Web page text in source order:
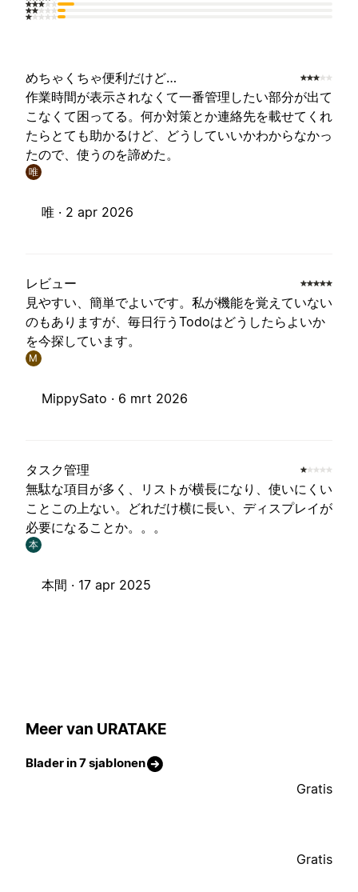
めちゃくちゃ便利だけど…
作業時間が表示されなくて一番管理したい部分が出て
こなくて困ってる。何か対策とか連絡先を載せてくれ
たらとても助かるけど、どうしていいかわからなかっ
たので、使うのを諦めた。
唯
唯 · 2 apr 2026
レビュー
見やすい、簡単でよいです。私が機能を覚えていない
のもありますが、毎日行うTodoはどうしたらよいか
を今探しています。
M
MippySato · 6 mrt 2026
タスク管理
無駄な項目が多く、リストが横長になり、使いにくい
ことこの上ない。どれだけ横に長い、ディスプレイが
必要になることか。。。
本
本間 · 17 apr 2025
Meer van URATAKE
Blader in 7 sjablonen
Gratis
Gratis